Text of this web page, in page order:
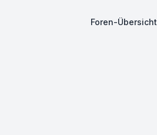
Foren-Übersicht